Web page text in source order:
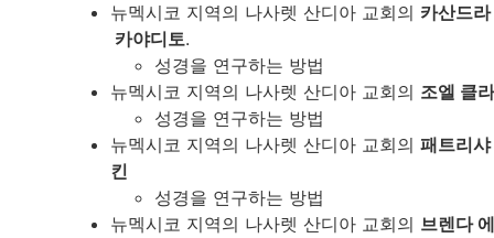
뉴멕시코 지역의 나사렛 산디아 교회의 카산드라
카야디토.
성경을 연구하는 방법
뉴멕시코 지역의 나사렛 산디아 교회의 조엘 클
성경을 연구하는 방법
뉴멕시코 지역의 나사렛 산디아 교회의 패트리
킨
성경을 연구하는 방법
뉴멕시코 지역의 나사렛 산디아 교회의 브렌다